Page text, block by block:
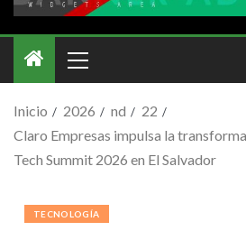
Inicio 2026 nd
22
Claro Empresas impulsa la
Tech Summit 2026 en El Salvador
TECNOLOGÍA